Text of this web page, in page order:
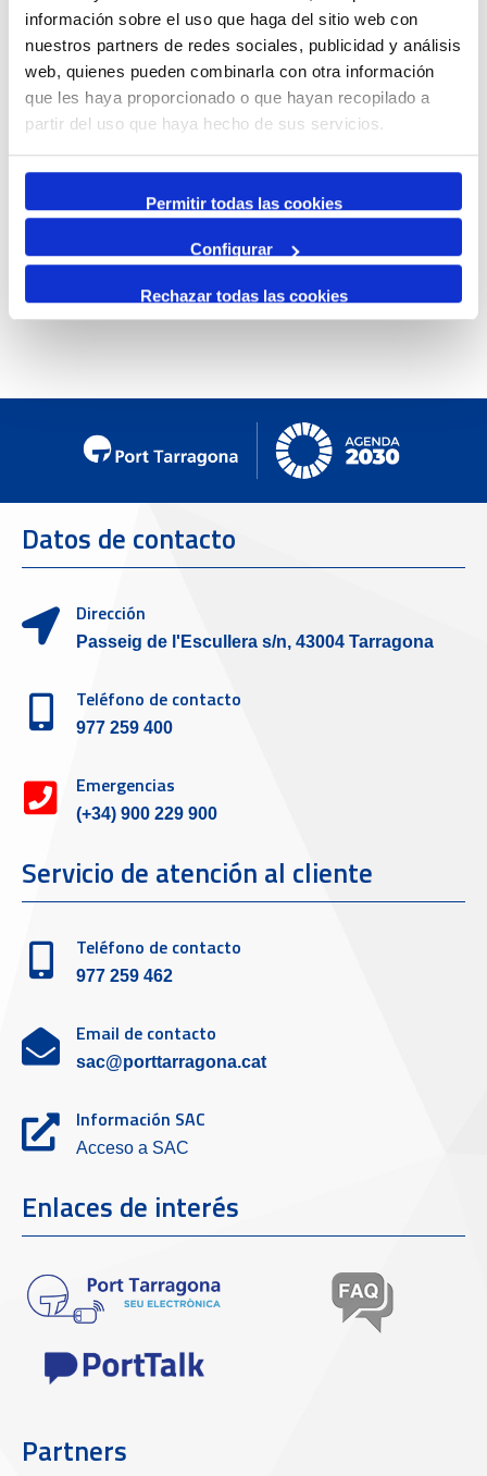
información sobre el uso que haga del sitio web con
nuestros partners de redes sociales, publicidad y análisis
web, quienes pueden combinarla con otra información
que les haya proporcionado o que hayan recopilado a
partir del uso que haya hecho de sus servicios.
Permitir todas las cookies
Configurar
Rechazar todas las cookies
Mensual
Ir al mes específico
Día Anterior
Siguiente Día
Datos de contacto
Dirección
Passeig de l'Escullera s/n, 43004 Tarragona
Teléfono de contacto
977 259 400
Emergencias
(+34) 900 229 900
Servicio de atención al cliente
Teléfono de contacto
977 259 462
Email de contacto
sac@porttarragona.cat
Información SAC
Acceso a SAC
Enlaces de interés
Partners